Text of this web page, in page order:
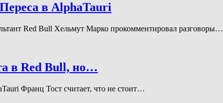
в AlphaTauri
Red Bull Хельмут Марко прокомментировал разговоры…
в Red Bull, но…
Франц Тост считает, что не стоит…